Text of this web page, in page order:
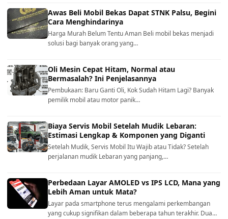
Awas Beli Mobil Bekas Dapat STNK Palsu, Begini
Cara Menghindarinya
Harga Murah Belum Tentu Aman Beli mobil bekas menjadi
solusi bagi banyak orang yang…
Oli Mesin Cepat Hitam, Normal atau
Bermasalah? Ini Penjelasannya
Pembukaan: Baru Ganti Oli, Kok Sudah Hitam Lagi? Banyak
pemilik mobil atau motor panik…
Biaya Servis Mobil Setelah Mudik Lebaran:
Estimasi Lengkap & Komponen yang Diganti
Setelah Mudik, Servis Mobil Itu Wajib atau Tidak? Setelah
perjalanan mudik Lebaran yang panjang,…
Perbedaan Layar AMOLED vs IPS LCD, Mana yang
Lebih Aman untuk Mata?
Layar pada smartphone terus mengalami perkembangan
yang cukup signifikan dalam beberapa tahun terakhir. Dua…